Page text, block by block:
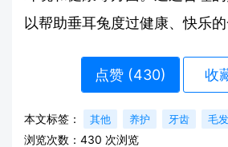
以帮助垂耳兔度过健康、快乐的
点赞 (430) 收
本文标签： 其他 养护 牙齿 毛发
浏览次数： 430 次浏览